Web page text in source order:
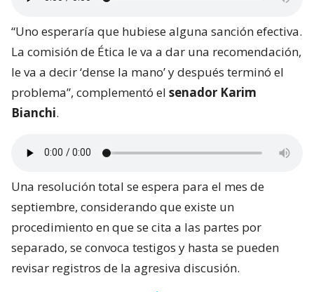
“Uno esperaría que hubiese alguna sanción efectiva.
La comisión de Ética le va a dar una recomendación,
le va a decir ‘dense la mano’ y después terminó el
problema”, complementó el senador Karim
Bianchi.
Una resolución total se espera para el mes de
septiembre, considerando que existe un
procedimiento en que se cita a las partes por
separado, se convoca testigos y hasta se pueden
revisar registros de la agresiva discusión.